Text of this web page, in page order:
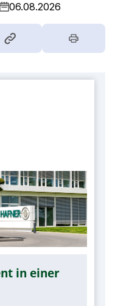
06.08.2026